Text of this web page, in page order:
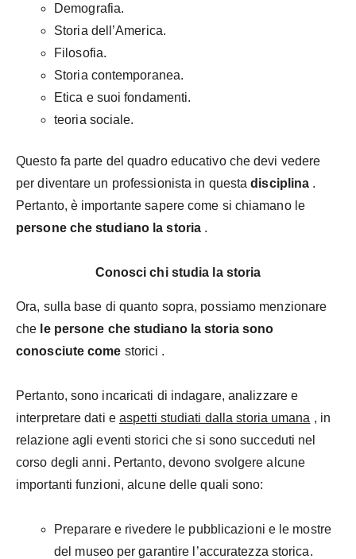
Demografia.
Storia dell’America.
Filosofia.
Storia contemporanea.
Etica e suoi fondamenti.
teoria sociale.
Questo fa parte del quadro educativo che devi vedere
per diventare un professionista in questadisciplina .
Pertanto, è importante sapere come si chiamano le
persone che studiano la storia .
Conosci chi studia la storia
Ora, sulla base di quanto sopra, possiamo menzionare
che le persone che studiano la storia sono
conosciute come storici .
Pertanto, sono incaricati di indagare, analizzare e
interpretare dati e aspetti studiati dalla storia umana , in
relazione agli eventi storici che si sono succeduti nel
corso degli anni. Pertanto, devono svolgere alcune
importanti funzioni, alcune delle quali sono:
Preparare e rivedere le pubblicazioni e le mostre
del museo per garantire l’accuratezza storica.